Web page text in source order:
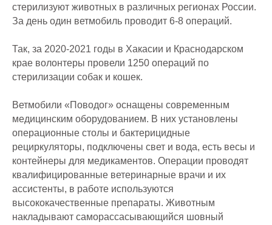
стерилизуют животных в различных регионах России.
За день один ветмобиль проводит 6-8 операций.
Так, за 2020-2021 годы в Хакасии и Краснодарском
крае волонтеры провели 1250 операций по
стерилизации собак и кошек.
Ветмобили «Поводог» оснащены современным
медицинским оборудованием. В них установлены
операционные столы и бактерицидные
рециркуляторы, подключены свет и вода, есть весы и
контейнеры для медикаментов. Операции проводят
квалифицированные ветеринарные врачи и их
ассистенты, в работе используются
высококачественные препараты. Животным
накладывают саморассасывающийся шовный